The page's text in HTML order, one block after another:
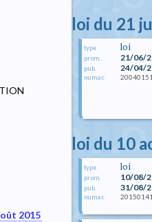
2015
loi du 21
type loi
prom. 21/06/
pub. 24/04/
numac
loi du 10
type loi
prom. 10/08/
pub. 31/08/
numac